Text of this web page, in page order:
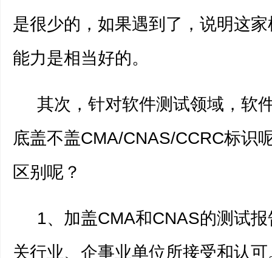
是很少的，如果遇到了，说明这
能力是相当好的。
其次，针对软件测试领域，软
底盖不盖CMA/CNAS/CCRC标识
区别呢？
1、加盖CMA和CNAS的测试报
关行业、企事业单位所接受和认